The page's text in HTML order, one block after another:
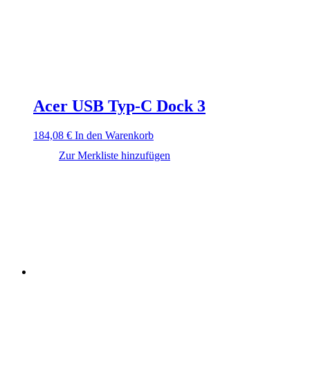
Acer USB Typ-C Dock 3
184,08 € In den Warenkorb
Zur Merkliste hinzufügen